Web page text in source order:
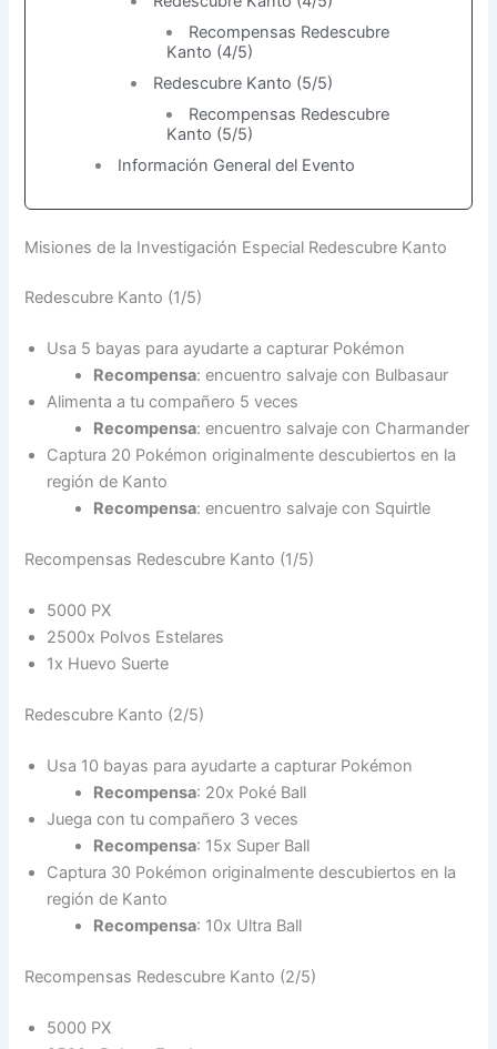
Recompensas Redescubre
Kanto (4/5)
Redescubre Kanto (5/5)
Recompensas Redescubre
Kanto (5/5)
Información General del Evento
Misiones de la Investigación Especial Redescubre Kanto
Redescubre Kanto (1/5)
Usa 5 bayas para ayudarte a capturar Pokémon
Recompensa: encuentro salvaje con Bulbasaur
Alimenta a tu compañero 5 veces
Recompensa: encuentro salvaje con Charmander
Captura 20 Pokémon originalmente descubiertos en la
región de Kanto
Recompensa: encuentro salvaje con Squirtle
Recompensas Redescubre Kanto (1/5)
5000 PX
2500x Polvos Estelares
1x Huevo Suerte
Redescubre Kanto (2/5)
Usa 10 bayas para ayudarte a capturar Pokémon
Recompensa: 20x Poké Ball
Juega con tu compañero 3 veces
Recompensa: 15x Super Ball
Captura 30 Pokémon originalmente descubiertos en la
región de Kanto
Recompensa: 10x Ultra Ball
Recompensas Redescubre Kanto (2/5)
5000 PX